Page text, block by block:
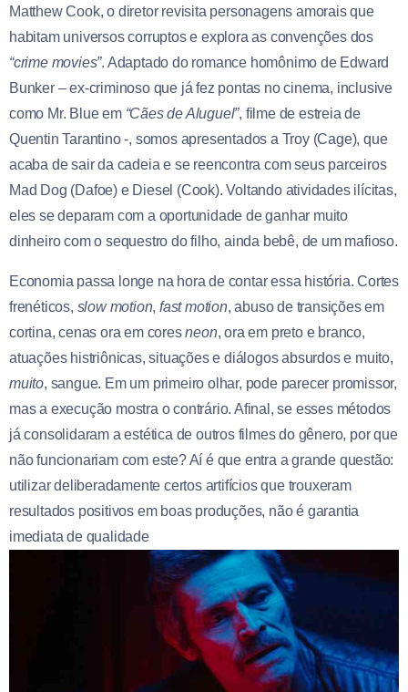
Matthew Cook, o diretor revisita personagens amorais que
habitam universos corruptos e explora as convenções dos
“crime movies”. Adaptado do romance homônimo de Edward
Bunker – ex-criminoso que já fez pontas no cinema, inclusive
como Mr. Blue em “Cães de Aluguel”, filme de estreia de
Quentin Tarantino -, somos apresentados a Troy (Cage), que
acaba de sair da cadeia e se reencontra com seus parceiros
Mad Dog (Dafoe) e Diesel (Cook). Voltando atividades ilícitas,
eles se deparam com a oportunidade de ganhar muito
dinheiro com o sequestro do filho, ainda bebê, de um mafioso.
Economia passa longe na hora de contar essa história. Cortes
frenéticos, slow motion,fast motion, abuso de transições em
cortina, cenas ora em coresneon, ora em preto e branco,
atuações histriônicas, situações e diálogos absurdos e muito,
muito, sangue. Em um primeiro olhar, pode parecer promissor,
mas a execução mostra o contrário. Afinal, se esses métodos
já consolidaram a estética de outros filmes do gênero, por que
não funcionariam com este? Aí é que entra a grande questão:
utilizar deliberadamente certos artifícios que trouxeram
resultados positivos em boas produções, não é garantia
imediata de qualidade